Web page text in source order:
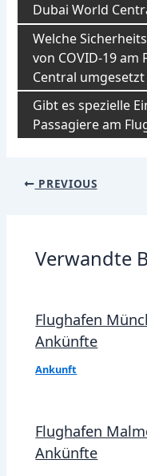
Dubai World
Welche
von COVID-19
Central
Gibt es spezielle
Passagiere am
Post
PREVIOUS
Verwandte
Flughafen
Ankünfte
Ankunft
Flughafen
Ankünfte